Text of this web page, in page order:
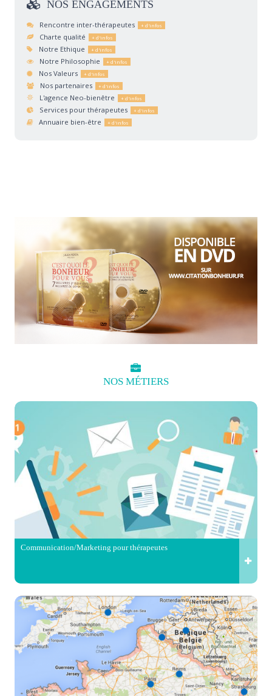
NOS ENGAGEMENTS
Rencontre inter-thérapeutes
Charte qualité
Notre Ethique
Notre Philosophie
Nos Valeurs
Nos partenaires
L'agence Neo-bienêtre
Services pour thérapeutes
Annuaire bien-être
NOS MÉTIERS
Communication/Marketing pour thérapeutes